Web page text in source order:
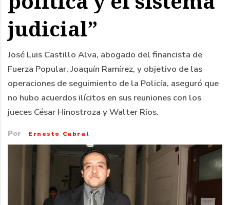
judicial”
José Luis Castillo Alva, abogado del financista de
Fuerza Popular, Joaquín Ramírez, y objetivo de las
operaciones de seguimiento de la Policía, aseguró que
no hubo acuerdos ilícitos en sus reuniones con los
jueces César Hinostroza y Walter Ríos.
Por Ernesto Cabral